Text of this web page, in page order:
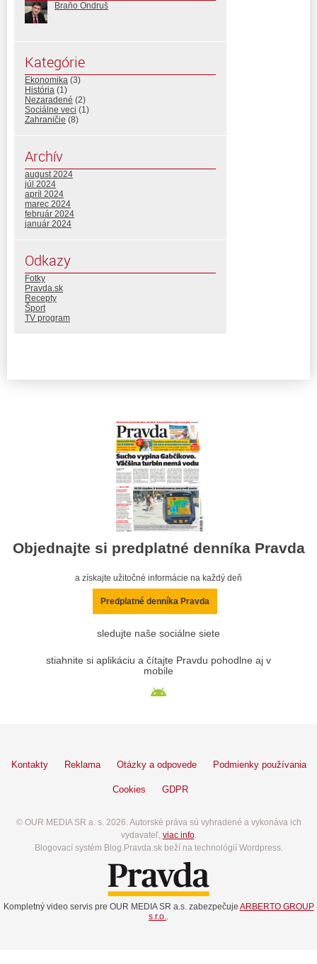
Braňo Ondruš
Kategórie
Ekonomika (3)
História (1)
Nezaradené (2)
Sociálne veci (1)
Zahraničie (8)
Archív
august 2024
júl 2024
apríl 2024
marec 2024
február 2024
január 2024
Odkazy
Fotky
Pravda.sk
Recepty
Šport
TV program
Objednajte si predplatné denníka Pravda
a získajte užitočné informácie na každý deň
Predplatné denníka Pravda
sledujte naše sociálne siete
stiahnite si aplikáciu a čítajte Pravdu pohodlne aj v
mobile
Kontakty Reklama Otázky a odpovede Podmienky používania
Cookies GDPR
© OUR MEDIA SR a. s. 2026. Autorské práva sú vyhradené a vykonáva ich
vydavateľ, viac info.
Blogovací systém Blog.Pravda.sk beží na technológií Wordpress.
Kompletný video servis pre OUR MEDIA SR a.s. zabezpečuje ARBERTO GROUP
s.r.o..